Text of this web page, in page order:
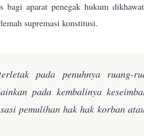
aparat penegak hukum
supremasi konstitusi.
pada penuhnya ruang-
pada kembalinya
pemulihan hak hak korban